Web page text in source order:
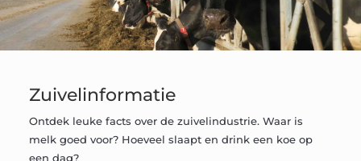
Zuivelinformatie
Ontdek leuke facts over de zuivelindustrie. Waar is
melk goed voor? Hoeveel slaapt en drink een koe op
een dag?